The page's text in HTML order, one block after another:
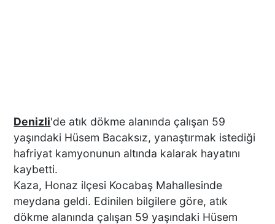
Denizli'de atık dökme alanında çalışan 59
yaşındaki Hüsem Bacaksız, yanaştırmak istediği
hafriyat kamyonunun altında kalarak hayatını
kaybetti.
Kaza, Honaz ilçesi Kocabaş Mahallesinde
meydana geldi. Edinilen bilgilere göre, atık
dökme alanında çalışan 59 yaşındaki Hüsem